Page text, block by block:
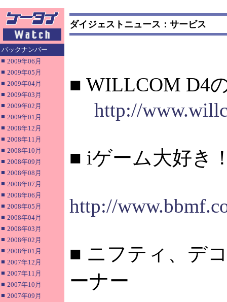
バックナンバー
■ 2009年06月
■ 2009年05月
■ 2009年04月
■ 2009年03月
■ 2009年02月
■ 2009年01月
■ 2008年12月
■ 2008年11月
■ 2008年10月
■ 2008年09月
■ 2008年08月
■ 2008年07月
■ 2008年06月
■ 2008年05月
■ 2008年04月
■ 2008年03月
■ 2008年02月
■ 2008年01月
■ 2007年12月
■ 2007年11月
■ 2007年10月
■ 2007年09月
ダイジェストニュース：サービス
■ WILLCOM D4
http://
■ iゲーム大好き
http://
■ ニフティ、デ
ーナー